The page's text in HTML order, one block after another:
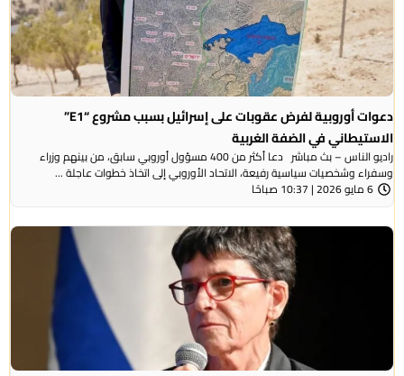
دعوات أوروبية لفرض عقوبات على إسرائيل بسبب مشروع “E1”
الاستيطاني في الضفة الغربية
راديو الناس – بث مباشر دعا أكثر من 400 مسؤول أوروبي سابق، من بينهم وزراء
وسفراء وشخصيات سياسية رفيعة، الاتحاد الأوروبي إلى اتخاذ خطوات عاجلة ...
6 مايو 2026 | 10:37 صباحًا